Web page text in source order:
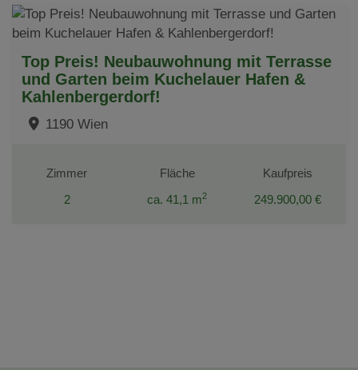
Top Preis! Neubauwohnung mit Terrasse
und Garten beim Kuchelauer Hafen &
Kahlenbergerdorf!
1190 Wien
Zimmer
2
Fläche
ca. 41,1 m2
Kaufpreis
249.900,00 €